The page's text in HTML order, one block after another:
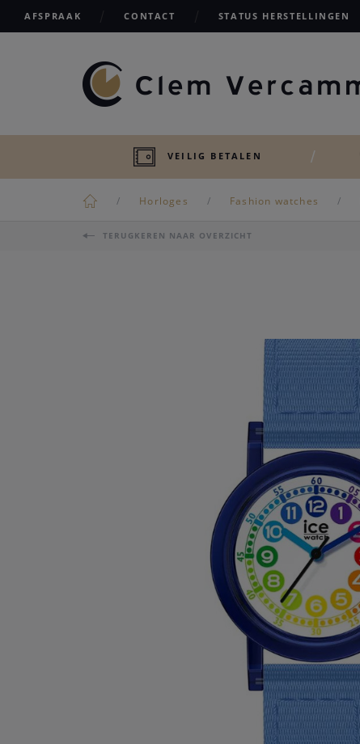
AFSPRAAK CONTACT STATUS HERSTELLINGEN
VEILIG BETALEN
Horloges Fashion watches
TERUGKEREN NAAR OVERZICHT